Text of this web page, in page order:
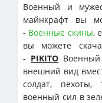
Военный и
майнкрафт вы
- Военные скины,
вы можете
- PIKITO
внешний вид
солдат, пехоты,
военный сил в